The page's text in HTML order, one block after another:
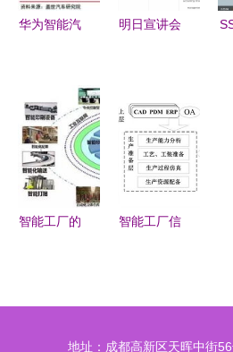
视角）
华为智能汽
域将被惠及
明日宣讲会
息技术咨询
企业向你招
手！
智能工厂的
智能工厂信
地址：成都高新区天晖中街